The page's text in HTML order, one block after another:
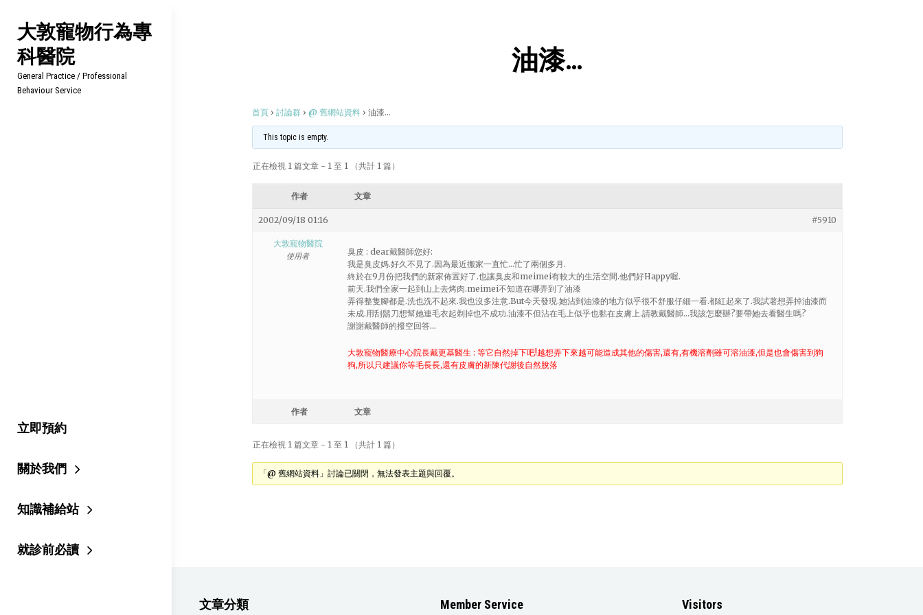
content
大敦寵物行為專
科醫院
General Practice / Professional
Behaviour Service
立即預約
關於我們
知識補給站
就診前必讀
油漆…
首頁 › 討論群 › @ 舊網站資料 › 油漆…
This topic is empty.
正在檢視 1 篇文章 - 1 至 1 （共計 1 篇）
作者 文章
2002/09/18 01:16 #5910
大敦寵物醫院
使用者
臭皮 : dear戴醫師您好:
我是臭皮媽.好久不見了.因為最近搬家一直忙…忙了兩個多月.
終於在9月份把我們的新家佈置好了.也讓臭皮和meimei有較大的生活空間.他們好Happy喔.
前天.我們全家一起到山上去烤肉.meimei不知道在哪弄到了油漆
弄得整隻腳都是.洗也洗不起來.我也沒多注意.But今天發現.她沾到油漆的地方似乎很不舒服仔細一看.都紅起來了.我試著想弄掉油漆而
未成.用刮鬍刀想幫她連毛衣起剃掉也不成功.油漆不但沾在毛上似乎也黏在皮膚上.請教戴醫師…我該怎麼辦?要帶她去看醫生嗎?
謝謝戴醫師的撥空回答…
大敦寵物醫療中心院長戴更基醫生 : 等它自然掉下吧!越想弄下來越可能造成其他的傷害,還有,有機溶劑雖可溶油漆,但是也會傷害到狗
狗,所以只建議你等毛長長,還有皮膚的新陳代謝後自然脫落
作者 文章
正在檢視 1 篇文章 - 1 至 1 （共計 1 篇）
「@ 舊網站資料」討論已關閉，無法發表主題與回覆。
文章分類 Member Service Visitors